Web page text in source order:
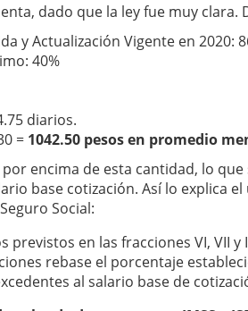
dado que la ley fue muy clara.
y Actualización Vigente en 2020:
40%
diarios.
= 1042.50 pesos en promedio
encima de esta cantidad, lo
base cotización. Así lo explica
Social:
previstos en las fracciones VI, VII
rebase el porcentaje
al salario base de